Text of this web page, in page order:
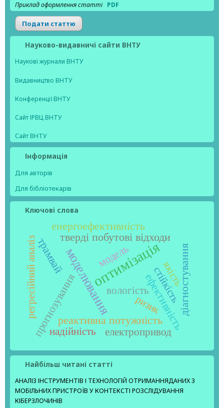
Приклад оформлення статті PDF
Подати статтю
Науково-видавничі сайти ВНТУ
Наукові журнали ВНТУ
Видавництво ВНТУ
Конференції ВНТУ
Сайт ІРВЦ ВНТУ
Сайт ВНТУ
Інформація
Для авторів
Для бібліотекарів
Ключові слова
оптимізація
моделювання
реактивна потужністьефективність
модель
тверді побутові відходи
прогнозування
енергоефективність
діагностування
трамвай
вологість
ризик
електропривод
стійкість
регресійний аналіз якість
надійність
Найбільш читані статті
АНАЛІЗ ІНСТРУМЕНТІВ І ТЕХНОЛОГІЙ ОТРИМАННЯДАНИХ З
МОБІЛЬНИХ ПРИСТРОЇВ У КОНТЕКСТІ РОЗСЛІДУВАННЯ
КІБЕРЗЛОЧИНІВ